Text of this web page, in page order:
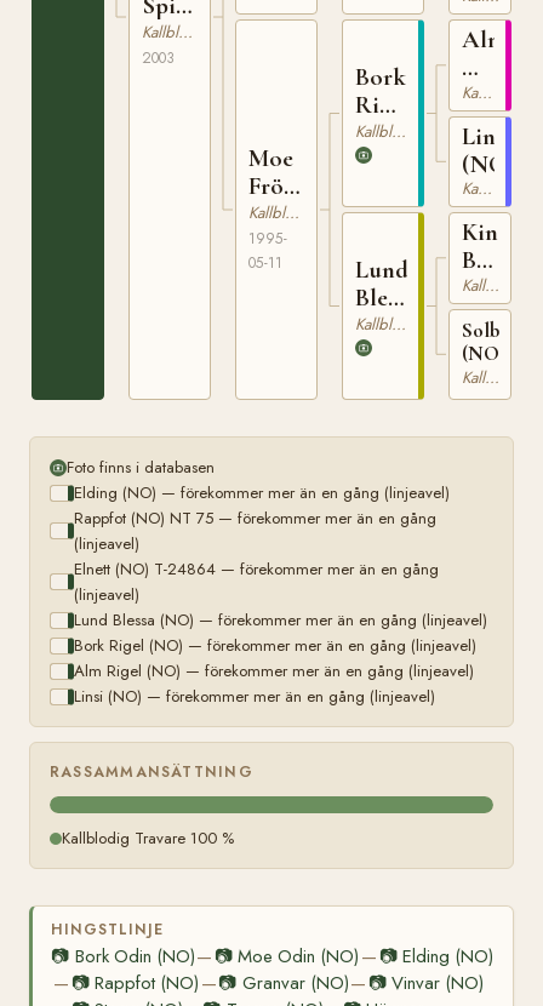
(NO)
Kallblodig Travare
2003
Moe
Fröya
(NO)
Kallblodig Travare
1995-
05-11
Bork
Rigel
(NO)
Kallblodig Travare
Lund
Blessa
(NO)
Kallblodig Travare
1543
Alm
Rigel
(NO)
Kallblodig Travare
Linsi
(NO)
Kallblodig Travare
Kinge
Balder
(NO)
Kallblodig Travare
(NO)
Kallblodig Travare
Foto finns i databasen
Elding (NO) — förekommer mer än en gång (linjeavel)
Rappfot (NO) NT 75 — förekommer mer än en gång
(linjeavel)
Elnett (NO) T-24864 — förekommer mer än en gång
(linjeavel)
Lund Blessa (NO) — förekommer mer än en gång (linjeavel)
Bork Rigel (NO) — förekommer mer än en gång (linjeavel)
Alm Rigel (NO) — förekommer mer än en gång (linjeavel)
Linsi (NO) — förekommer mer än en gång (linjeavel)
RASSAMMANSÄTTNING
Kallblodig Travare 100 %
HINGSTLINJE
📷 Bork Odin (NO)— 📷Moe Odin (NO) — 📷 Elding (NO)
— 📷Rappfot (NO) —📷 Granvar (NO)— 📷Vinvar (NO)